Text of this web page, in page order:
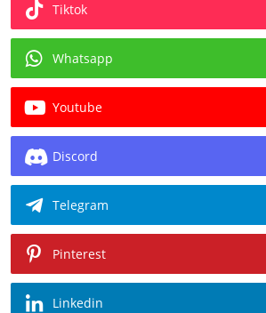
Tiktok
Whatsapp
Youtube
Discord
Telegram
Pinterest
Linkedin